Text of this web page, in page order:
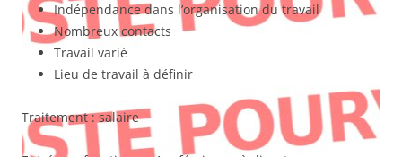
Indépendance dans l’organisation du travail
Nombreux contacts
Travail varié
Lieu de travail à définir
Traitement : salaire